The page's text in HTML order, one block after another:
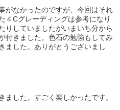
がなかったのですが、今回はそれ
４Cグレーディングは参考になり
りしていましたがいまいち分から
付きました。色石の勉強もしてみ
ました。ありがとうございまし
ました。すごく楽しかったです。